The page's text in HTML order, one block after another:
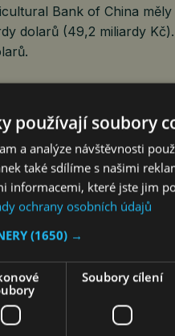
Bank of China
dolarů (49,2 miliardy
zvýšila svá aktiva v
tvrdí, že hledá způsoby,
miliardy dolarů.
NEBO USA?
NA SPADNUTÍ
Roman Pospíšil
používají soubory
a analýze návštěvnosti
také sdílíme s našimi
informacemi, které jste jim
ochrany osobních údajů
(1650) →
Soubory cílení